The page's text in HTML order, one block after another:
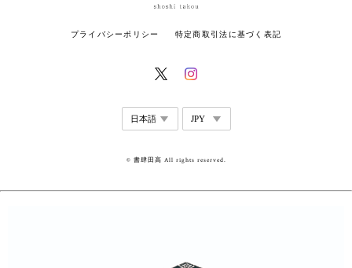
プライバシーポリシー 特定商取引法に基づく表記
© 書肆田高 All rights reserved.